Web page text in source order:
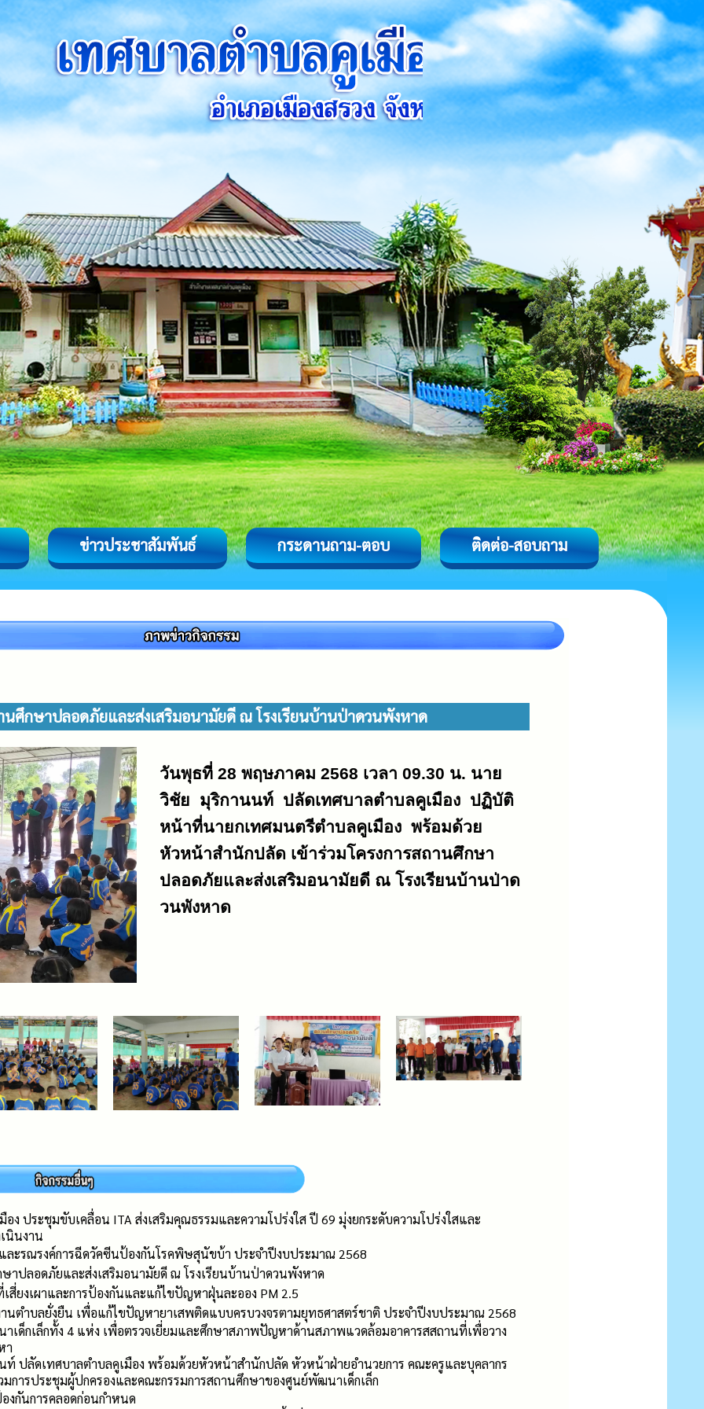
ข่าวประชาสัมพันธ์ กระดานถาม-ตอบ ติดต่อ-สอบถาม
นศึกษาปลอดภัยและส่งเสริมอนามัยดี ณ โรงเรียนบ้านป่าดวนพังหาด
วันพุธที่ 28 พฤษภาคม 2568 เวลา 09.30 น. นาย
วิชัย มุริกานนท์ ปลัดเทศบาลตำบลคูเมือง ปฏิบัติ
หน้าที่นายกเทศมนตรีตำบลคูเมือง พร้อมด้วย
หัวหน้าสำนักปลัด เข้าร่วมโครงการสถานศึกษา
ปลอดภัยและส่งเสริมอนามัยดี ณ โรงเรียนบ้านป่าด
วนพังหาด
อง ประชุมขับเคลื่อน ITA ส่งเสริมคุณธรรมและความโปร่งใส ปี 69 มุ่งยกระดับความโปร่งใสและ
นินงาน
และรณรงค์การฉีดวัคซีนป้องกันโรคพิษสุนัขบ้า ประจำปีงบประมาณ 2568
ษาปลอดภัยและส่งเสริมอนามัยดี ณ โรงเรียนบ้านป่าดวนพังหาด
เสี่ยงเผาและการป้องกันและแก้ไขปัญหาฝุ่นละออง PM 2.5
านตำบลยั่งยืน เพื่อแก้ไขปัญหายาเสพติดแบบครบวงจรตามยุทธศาสตร์ชาติ ประจำปีงบประมาณ 2568
ด็กเล็กทั้ง 4 แห่ง เพื่อตรวจเยี่ยมและศึกษาสภาพปัญหาด้านสภาพแวดล้อมอาคารสสถานที่เพื่อวาง
า
ท์ ปลัดเทศบาลตำบลคูเมือง พร้อมด้วยหัวหน้าสำนักปลัด หัวหน้าฝ่ายอำนวยการ คณะครูและบุคลากร
มการประชุมผู้ปกครองและคณะกรรมการสถานศึกษาของศูนย์พัฒนาเด็กเล็ก
งกันการคลอดก่อนกำหนด